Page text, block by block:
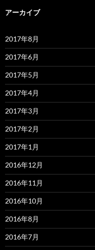
アーカイブ
2017年8月
2017年6月
2017年5月
2017年4月
2017年3月
2017年2月
2017年1月
2016年12月
2016年11月
2016年10月
2016年8月
2016年7月